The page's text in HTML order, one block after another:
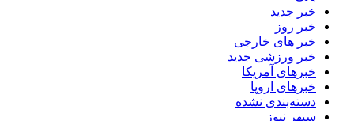
خبر جدید
خبر روز
خبر های خارجی
خبر ورزشی جدید
خبرهای آمریکا
خبرهای اروپا
دسته‌بندی نشده
سپهر نیوز